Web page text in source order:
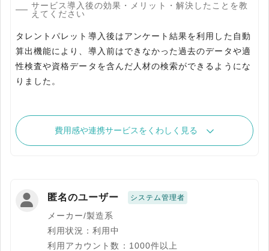
サービス導入後の効果・メリット・解決したことを教
えてください
タレントパレット導入後はアンケート結果を利用した自動
算出機能により、導入前はできなかった過去のデータや適
性検査や資格データを含んだ人材の検索ができるようにな
りました。
費用感や連携サービスをくわしく見る
匿名のユーザー システム管理者
メーカー/製造系
利用状況：利用中
利用アカウント数：1000件以上